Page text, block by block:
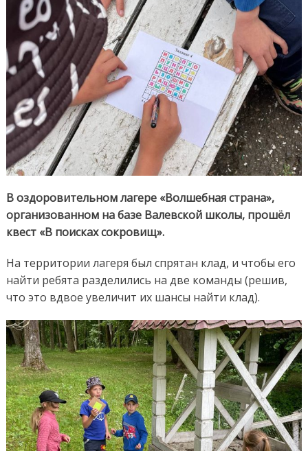
В оздоровительном лагере «Волшебная страна»,
организованном на базе Валевской школы, прошёл
квест «В поисках сокровищ».
На территории лагеря был спрятан клад, и чтобы его
найти ребята разделились на две команды (решив,
что это вдвое увеличит их шансы найти клад).